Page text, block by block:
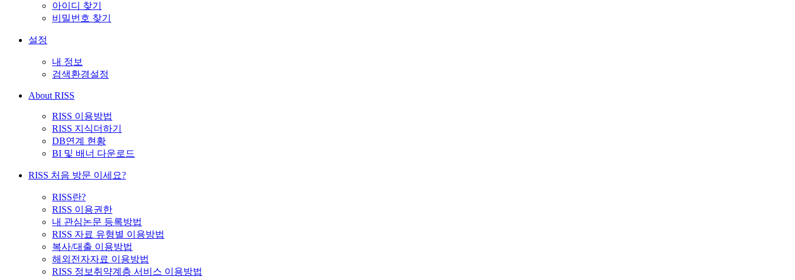
아이디 찾기
비밀번호 찾기
설정
내 정보
검색환경설정
About RISS
RISS 이용방법
RISS 지식더하기
DB연계 현황
BI 및 배너 다운로드
RISS 처음 방문 이세요?
RISS란?
RISS 이용권한
내 관심논문 등록방법
RISS 자료 유형별 이용방법
복사/대출 이용방법
해외전자자료 이용방법
RISS 정보취약계층 서비스 이용방법